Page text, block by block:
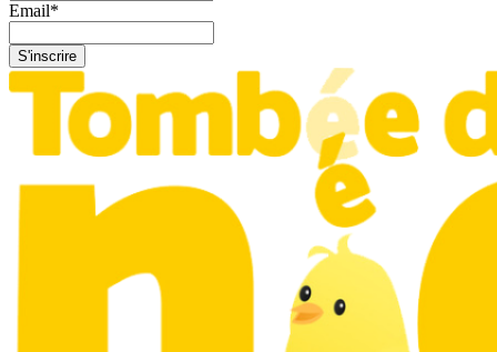
Email*
S'inscrire